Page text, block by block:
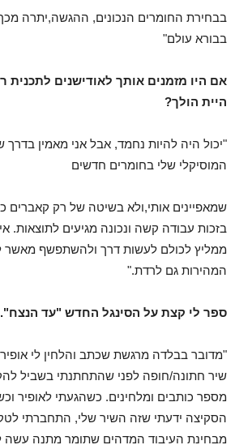
בבחירת החומרים הנכונים, ההגשה,יתרה
בבורא עולם"
אם היו מזמנים אותך לאודישנים לתכנית
היית הולך?
"יכול היה להיות נחמד, אבל אני מאמין
המוסיקלי שלי בחומרים חדשים
שמאפיינים אותי,ולא בשיטה של רק קאברים
בזכות עבודה קשה ונכונה מגיעים לתוצאות.
ממליץ לכולם לעשות דרך ולהשתפשף מאשר
המהירות גם לרדת."
ספר לי קצת על הסינגל החדש "עד הנצח".
"מדובר בבלדה מרגשת שכתב והלחין לי
שיר חתונה/חופה לפני שהתחתנתי בשביל
מספר כותבים ומלחינים. כשהגעתי לאופיר
הסקיצה ידעתי שזה השיר שלי, התחברתי
מבחינת העיבוד המדהים שתומר מתנה עשה